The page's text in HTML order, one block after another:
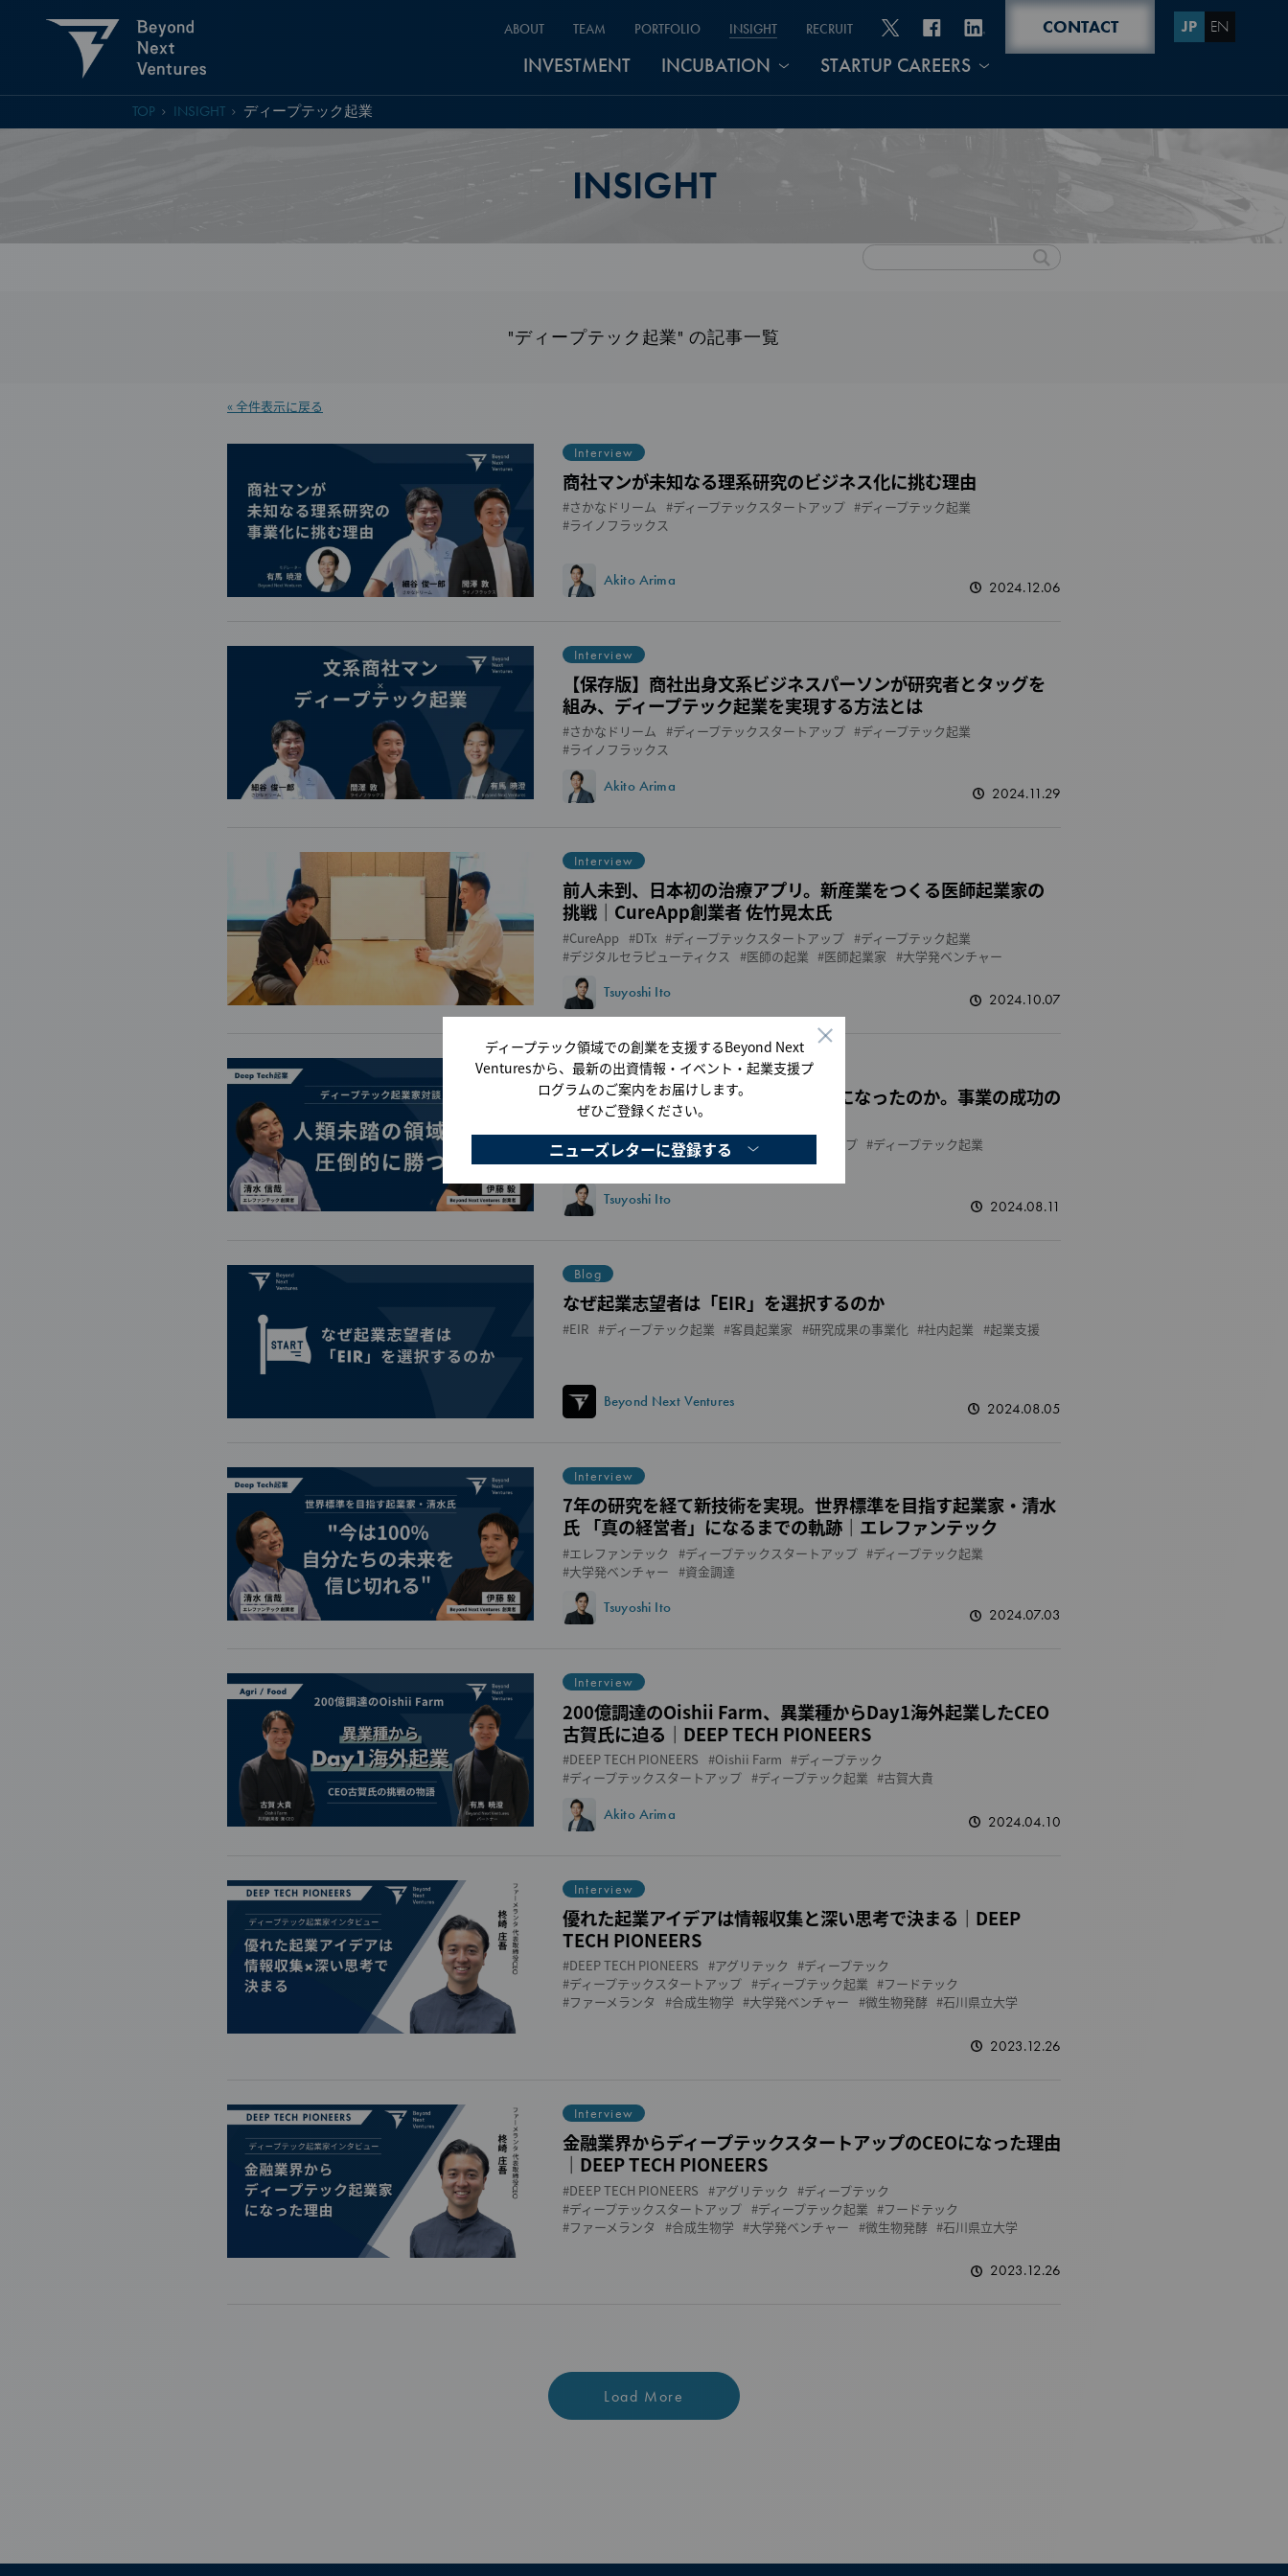
ABOUT TEAM PORTFOLIO INSIGHT RECRUIT
INVESTMENT INCUBATION STARTUP CAREERS
CONTACT JP EN
TOP INSIGHT ディープテック起業
INSIGHT
"ディープテック起業" の記事一覧
« 全件表示に戻る
Interview
商社マンが未知なる理系研究のビジネス化に挑む理由
さかなドリーム ディープテックスタートアップ
ディープテック起業
ライノフラックス
Akito Arima 2024.12.06
Interview
【保存版】商社出身文系ビジネスパーソンが研究者とタッグを
組み、ディープテック起業を実現する方法とは
さかなドリーム ディープテックスタートアップ
ディープテック起業
ライノフラックス
Akito Arima 2024.11.29
Interview
前人未到、日本初の治療アプリ。新産業をつくる医師起業家の
挑戦｜CureApp創業者 佐竹晃太氏
CureApp DTx ディープテックスタートアップ
ディープテック起業
デジタルセラピューティクス
医師の起業 医師起業家 大学発ベンチャー
Tsuyoshi Ito 2024.10.07
Interview
私たちはなぜディープテック起業家になったのか。事業の成功の
先にある、研究への想いとは
エレファンテック ディープテックスタートアップ
ディープテック起業
大学発ベンチャー
Tsuyoshi Ito 2024.08.11
Blog
なぜ起業志望者は「EIR」を選択するのか
EIR ディープテック起業 客員起業家 研究成果の事業化 社内起業 起業支援
Beyond Next Ventures 2024.08.05
Interview
7年の研究を経て新技術を実現。世界標準を目指す起業家・清水
氏 「真の経営者」になるまでの軌跡｜エレファンテック
エレファンテック ディープテックスタートアップ
ディープテック起業
大学発ベンチャー
資金調達
Tsuyoshi Ito 2024.07.03
Interview
200億調達のOishii Farm、異業種からDay1海外起業したCEO
古賀氏に迫る｜DEEP TECH PIONEERS
DEEP TECH PIONEERS Oishii Farm
ディープテック
ディープテックスタートアップ
ディープテック起業 古賀大貴
Akito Arima 2024.04.10
Interview
優れた起業アイデアは情報収集と深い思考で決まる｜DEEP
TECH PIONEERS
DEEP TECH PIONEERS アグリテック
ディープテック
ディープテックスタートアップ
ディープテック起業
フードテック
ファーメランタ
合成生物学 大学発ベンチャー 微生物発酵 石川県立大学
2023.12.26
Interview
金融業界からディープテックスタートアップのCEOになった理由
｜DEEP TECH PIONEERS
DEEP TECH PIONEERS アグリテック
ディープテック
ディープテックスタートアップ
ディープテック起業
フードテック
ファーメランタ
合成生物学 大学発ベンチャー 微生物発酵 石川県立大学
2023.12.26
Load More
ディープテック領域での創業を支援するBeyond Next
Venturesから、最新の出資情報・イベント・起業支援プ
ログラムのご案内をお届けします。
ぜひご登録ください。
ニューズレターに登録する